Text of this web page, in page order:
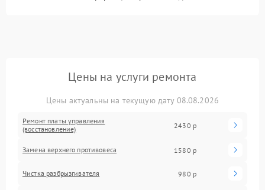
Цены на услуги ремонта
Цены актуальны на текущую дату 08.08.2026
Ремонт платы управления
(восстановление)
2430 р
Замена верхнего противовеса 1580 р
Чистка разбрызгивателя 980 р